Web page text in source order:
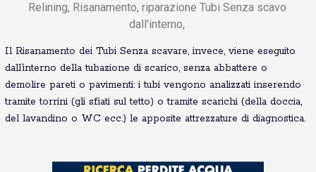
Relining, Risanamento, riparazione Tubi Senza scavo
dall'interno,
Il Risanamento dei Tubi Senza scavare, invece, viene eseguito
dall’interno della tubazione di scarico, senza abbattere o
demolire pareti o pavimenti: i tubi vengono analizzati inserendo
tramite torrini (gli sfiati sul tetto) o tramite scarichi (della doccia,
del lavandino o WC ecc.) le apposite attrezzature di diagnostica.